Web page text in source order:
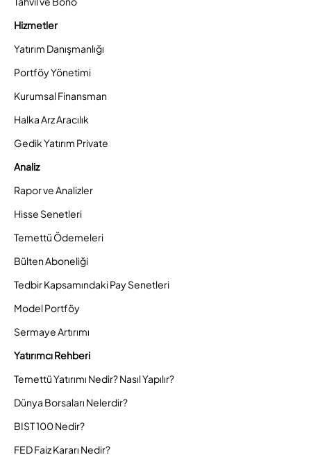
Hizmetler
Yatırım Danışmanlığı
Portföy Yönetimi
Kurumsal Finansman
Halka Arz Aracılık
Gedik Yatırım Private
Analiz
Rapor ve Analizler
Hisse Senetleri
Temettü Ödemeleri
Bülten Aboneliği
Tedbir Kapsamındaki Pay Senetleri
Model Portföy
Sermaye Artırımı
Yatırımcı Rehberi
Temettü Yatırımı Nedir? Nasıl Yapılır?
Dünya Borsaları Nelerdir?
BIST 100 Nedir?
FED Faiz Kararı Nedir?